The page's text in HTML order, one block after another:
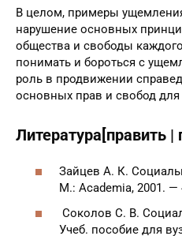
труда, рабочий отдых и
В целом, примеры
нарушение основных
общества и свободы
понимать и бороться с
основных прав и свобод для
Литература[править
Зайцев А. К.
М.: Academia, 2001. —